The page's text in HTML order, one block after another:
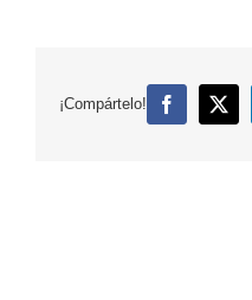
¡Compártelo! Facebook
X